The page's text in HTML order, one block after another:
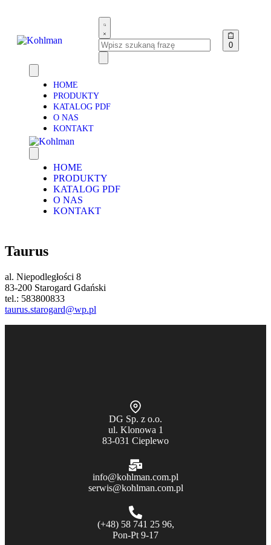
0
HOME
PRODUKTY
KATALOG PDF
O NAS
KONTAKT
HOME
PRODUKTY
KATALOG PDF
O NAS
KONTAKT
Taurus
al. Niepodległości 8
83-200 Starogard Gdański
tel.: 583800833
taurus.starogard@wp.pl
DG Sp. z o.o.
ul. Klonowa 1
83-031 Cieplewo
info@kohlman.com.pl
serwis@kohlman.com.pl
(+48) 58 741 25 96,
Pon-Pt 9-17